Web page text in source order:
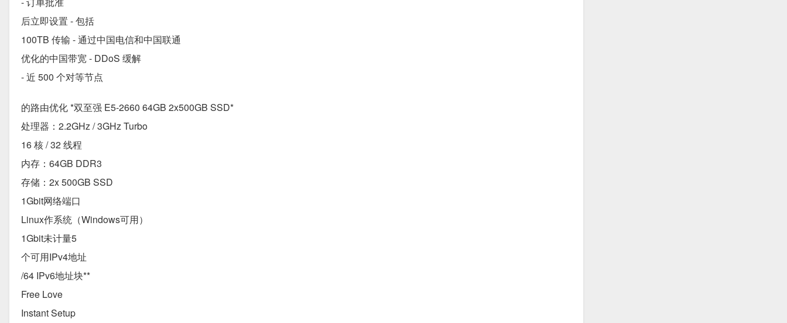
后立即设置 - 包括
100TB 传输 - 通过中国电信和中国联通
优化的中国带宽 - DDoS 缓解
- 近 500 个对等节点
的路由优化 *双至强 E5-2660 64GB 2x500GB SSD*
处理器：2.2GHz / 3GHz Turbo
16 核 / 32 线程
内存：64GB DDR3
存储：2x 500GB SSD
1Gbit网络端口
Linux作系统（Windows可用）
1Gbit未计量5
个可用IPv4地址
/64 IPv6地址块**
Free Love
Instant Setup